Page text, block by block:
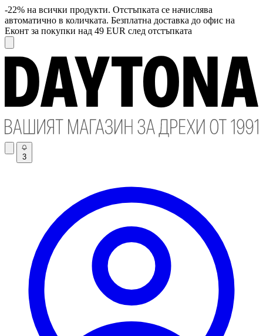
-22% на всички продукти. Отстъпката се начислява
автоматично в количката. Безплатна доставка до офис на
Еконт за покупки над 49 EUR след отстъпката
3